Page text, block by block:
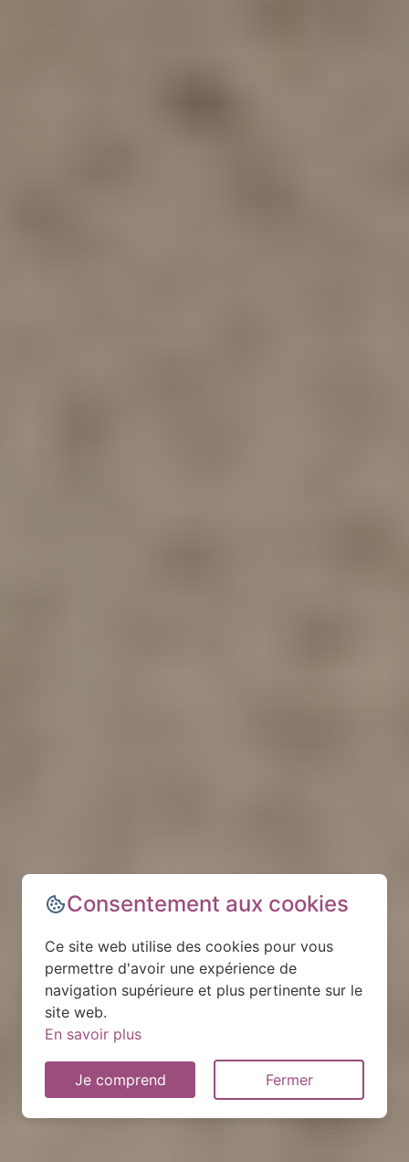
Consentement aux cookies
Ce site web utilise des cookies pour vous
permettre d'avoir une expérience de
navigation supérieure et plus pertinente sur le
site web.
En savoir plus
Je comprend Fermer